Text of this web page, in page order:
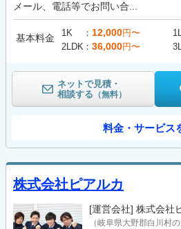
メール、電話等でお問い合...
基本料金 1K 12,000円〜
2LDK
36,000円〜
ネットで見積・
相談する （無料）
料金・サービス
株式会社ピアルカ
[運営会社] 株式会社
（岐阜県大野郡白川村の